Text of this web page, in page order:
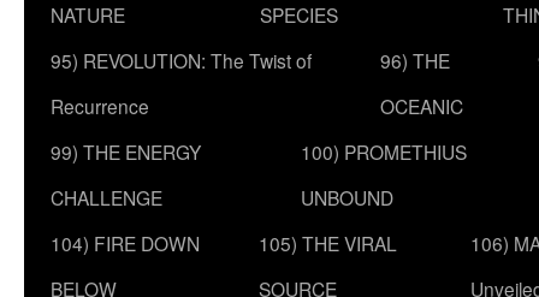
NATURE
SPECIES
95) REVOLUTION: The Twist of
Recurrence
96) THE
OCEANIC
99) THE ENERGY
CHALLENGE
100) PROMETHIUS
UNBOUND
104) FIRE DOWN
BELOW
105) THE VIRAL
SOURCE
106)